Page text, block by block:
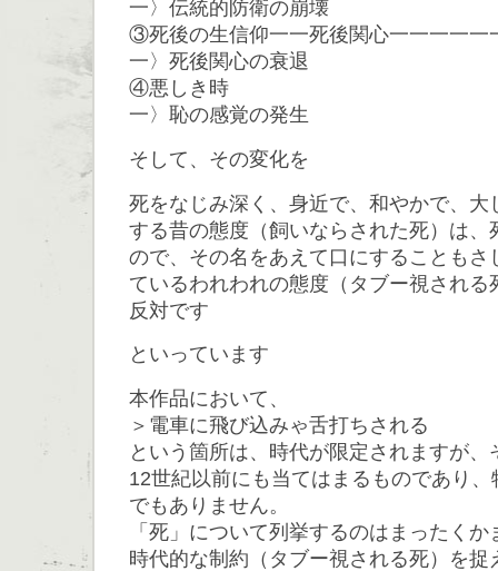
一〉伝統的防衛の崩壊
③死後の生信仰一一死後関心一一一一一
一〉死後関心の衰退
④悪しき時 死
一〉恥の感覚の発生
そして、その変化を
死をなじみ深く、身近で、和やかで、大
する昔の態度（飼いならされた死）は、
ので、その名をあえて口にすることもさ
ているわれわれの態度（タブー視される
反対です
といっています
本作品において、
＞電車に飛び込みゃ舌打ちされる
という箇所は、時代が限定されますが
12世紀以前にも当てはまるものであり
でもありません。
「死」について列挙するのはまったく
時代的な制約（タブー視される死）を捉